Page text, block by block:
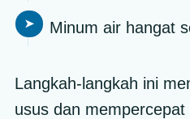
Minum air hangat
Langkah-langkah ini
usus dan mempercepat